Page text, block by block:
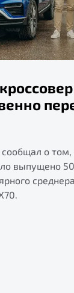
о том,
выпущено